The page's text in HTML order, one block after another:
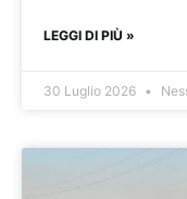
LEGGI DI PIÙ »
30 Luglio 2026